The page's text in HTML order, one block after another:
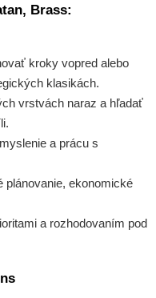
Brass:
kroky vopred alebo
klasikách.
vrstvách naraz a hľadať
a prácu s
plánovanie, ekonomické
a rozhodovaním pod